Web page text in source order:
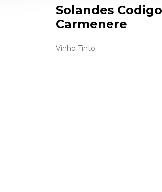
Solandes Codigo
Carmenere
Vinho Tinto